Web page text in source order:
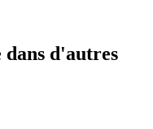
d'autres